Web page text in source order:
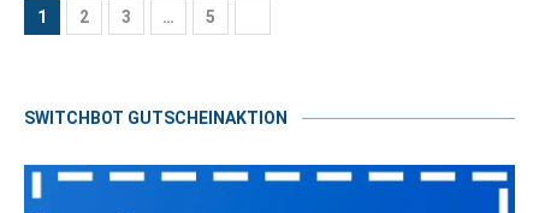
1 2 3 … 5
SWITCHBOT GUTSCHEINAKTION